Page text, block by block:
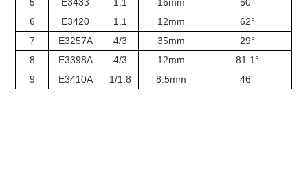
6
E3420 1.1 12mm
62°
7
E3257A 4/3 35mm
29°
8
E3398A 4/3 12mm
81.1°
9
E3410A 1/1.8 8.5mm 46°